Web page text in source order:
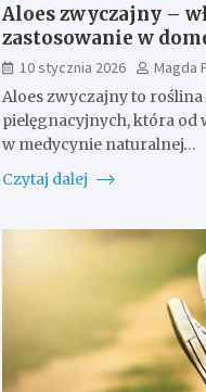
Aloes zwyczajny –
zastosowanie w
10 stycznia 2026
Magda
Aloes zwyczajny to
pielęgnacyjnych, która od
w medycynie naturalnej…
Czytaj dalej